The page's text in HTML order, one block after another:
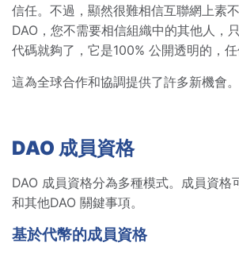
信任。不過，顯然很難相信互聯網上素
DAO，您不需要相信組織中的其他人，
代碼就夠了，它是100% 公開透明的，任
這為全球合作和協調提供了許多新機會。
DAO 成員資格
DAO 成員資格分為多種模式。成員資格
和其他DAO 關鍵事項。
基於代幣的成員資格